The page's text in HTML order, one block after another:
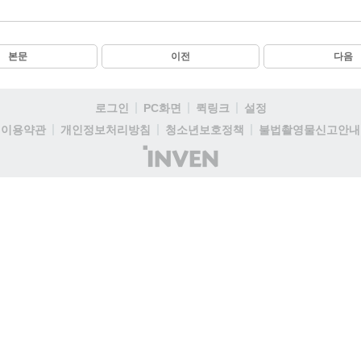
본문 이전 다음
로그인 PC화면 퀵링크
설정
이용약관
개인정보처리방침 청소년보호정책
불법촬영물신고안내
(주)
인